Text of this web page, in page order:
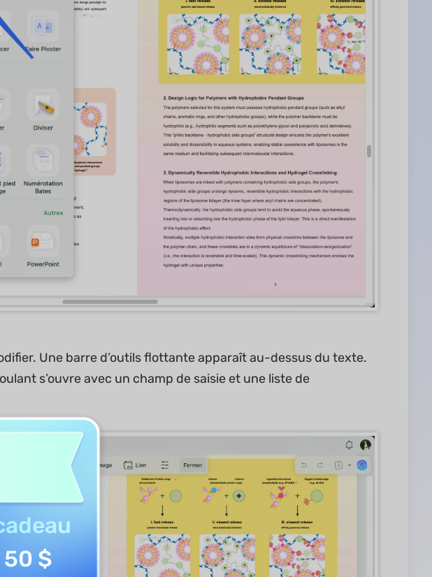
Une barre d’outils flottante apparaît au-dessus du texte.
s’ouvre avec un champ de saisie et une liste de
50 $